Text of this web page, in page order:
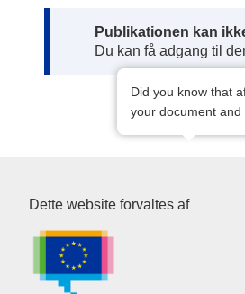
Note:
Publikationen kan
Du kan få adgang til
Did you know that
your document
Den Europæiske
Dette website forvaltes af